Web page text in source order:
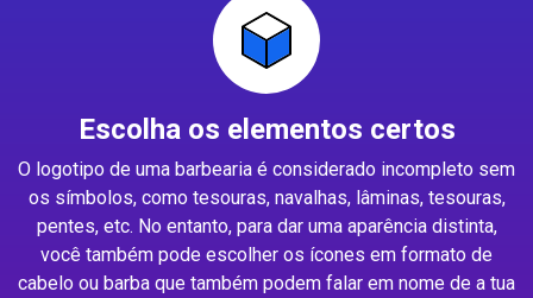
Escolha os elementos certos
O logotipo de uma barbearia é considerado incompleto sem
os símbolos, como tesouras, navalhas, lâminas, tesouras,
pentes, etc. No entanto, para dar uma aparência distinta,
você também pode escolher os ícones em formato de
cabelo ou barba que também podem falar em nome de a tua